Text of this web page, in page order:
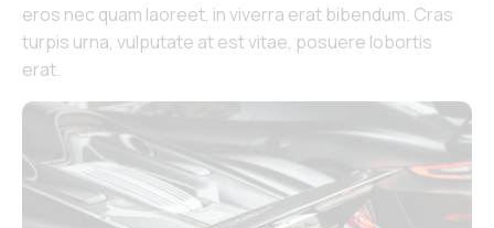
eros nec quam laoreet, in viverra erat bibendum. Cras
turpis urna, vulputate at est vitae, posuere lobortis
erat.